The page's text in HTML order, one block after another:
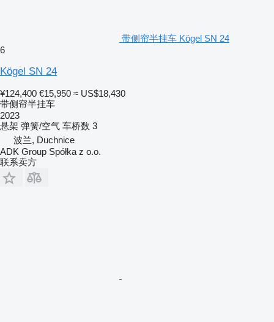
带侧帘半挂车 Kögel SN 24
6
Kögel SN 24
¥124,400 €15,950 ≈ US$18,430
带侧帘半挂车
2023
悬架 弹簧/空气 车桥数 3
波兰, Duchnice
ADK Group Spółka z o.o.
联系卖方